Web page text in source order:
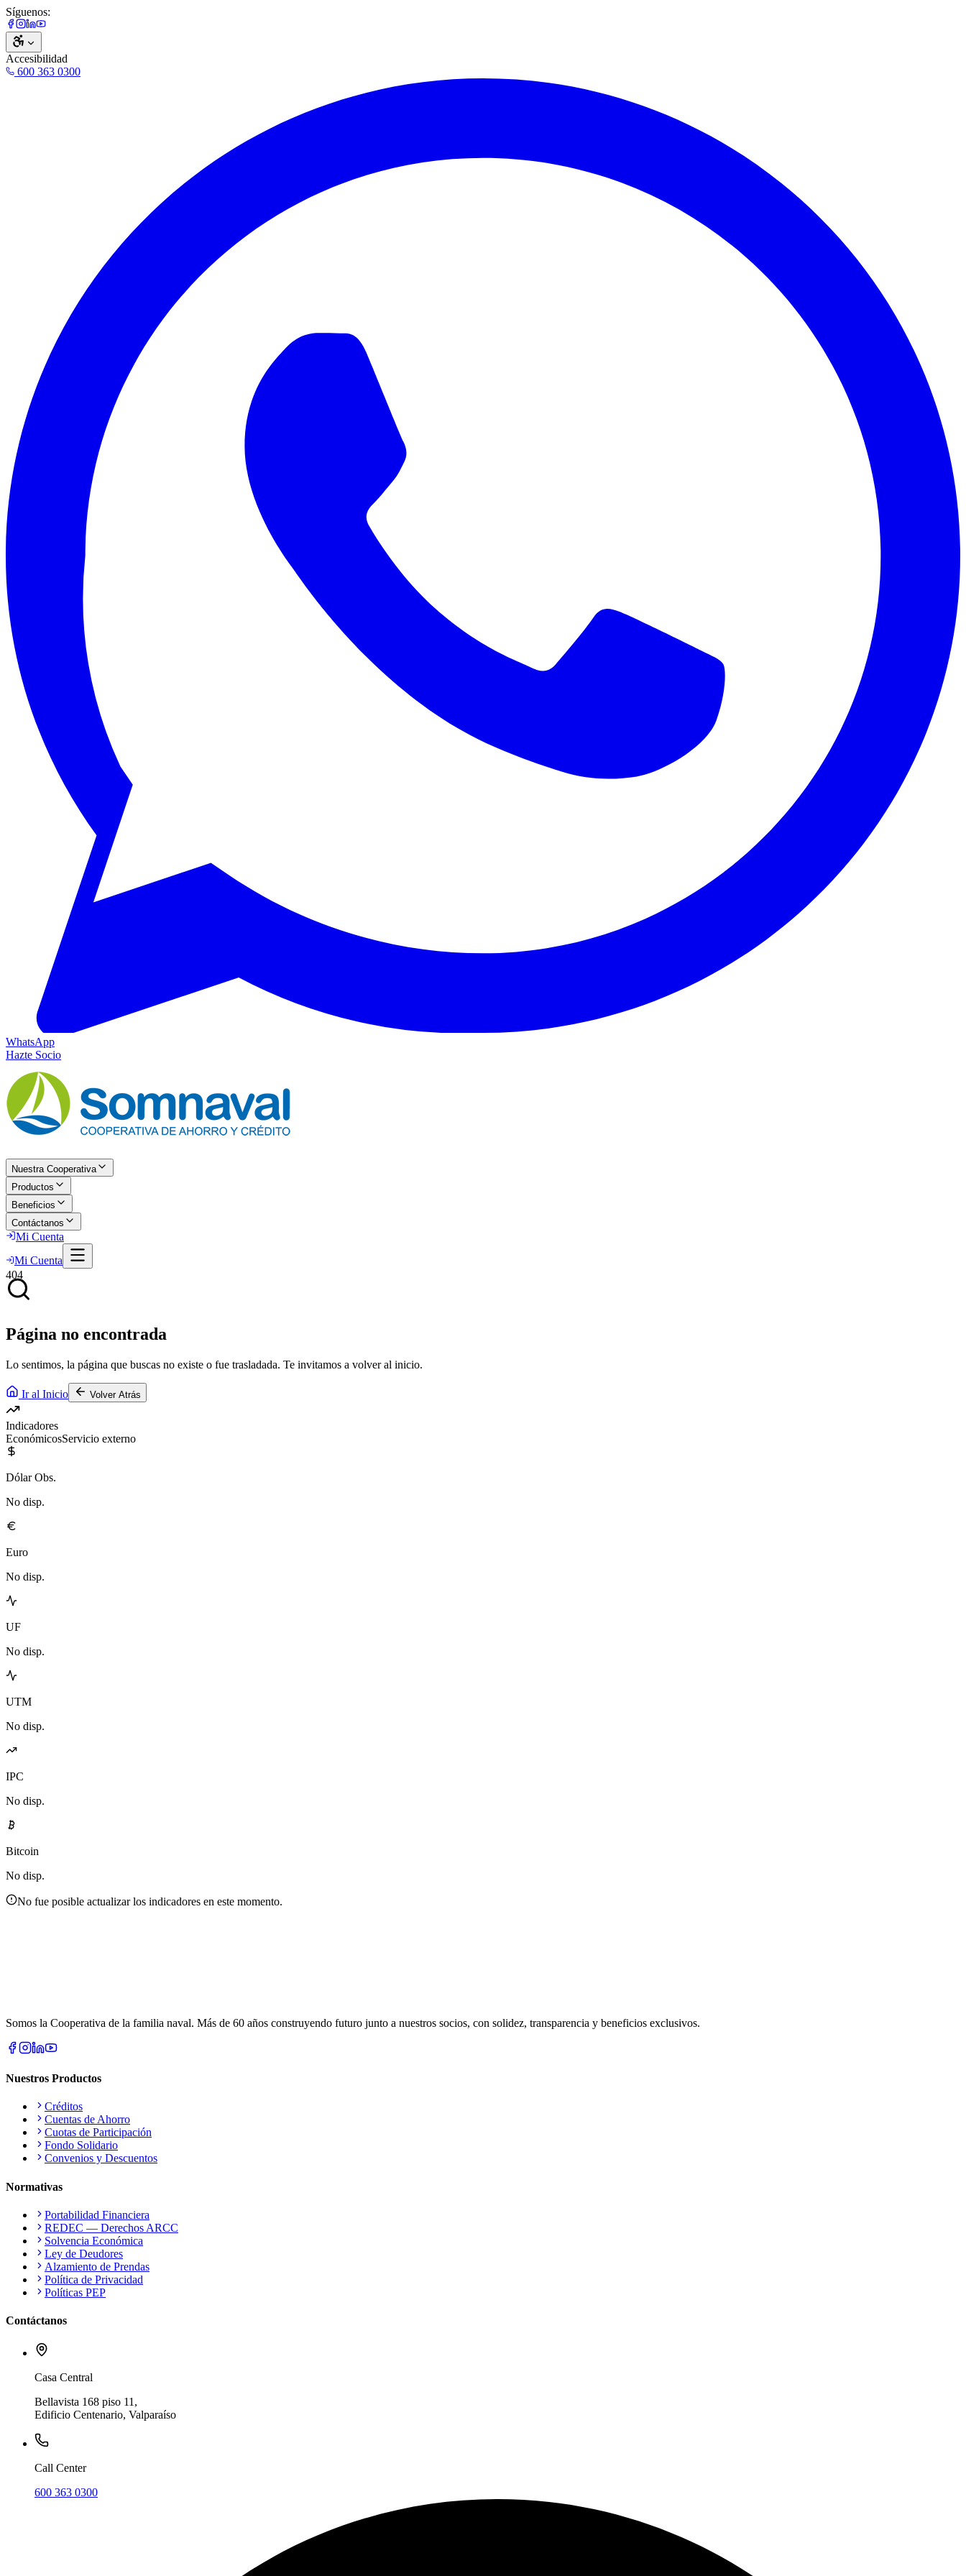
Síguenos:
Accesibilidad
600 363 0300
WhatsApp
Hazte Socio
Nuestra Cooperativa
Productos
Beneficios
Contáctanos
Mi Cuenta
Mi Cuenta
404
Página no encontrada
Lo sentimos, la página que buscas no existe o fue trasladada. Te invitamos a volver al inicio.
Ir al Inicio Volver Atrás
Indicadores
EconómicosServicio externo
Dólar Obs.
No disp.
Euro
No disp.
UF
No disp.
UTM
No disp.
IPC
No disp.
Bitcoin
No disp.
No fue posible actualizar los indicadores en este momento.
Somos la Cooperativa de la familia naval. Más de 60 años construyendo futuro junto a nuestros socios, con solidez, transparencia y beneficios exclusivos.
Nuestros Productos
Créditos
Cuentas de Ahorro
Cuotas de Participación
Fondo Solidario
Convenios y Descuentos
Normativas
Portabilidad Financiera
REDEC — Derechos ARCC
Solvencia Económica
Ley de Deudores
Alzamiento de Prendas
Política de Privacidad
Políticas PEP
Contáctanos
Casa Central
Bellavista 168 piso 11,
Edificio Centenario, Valparaíso
Call Center
600 363 0300